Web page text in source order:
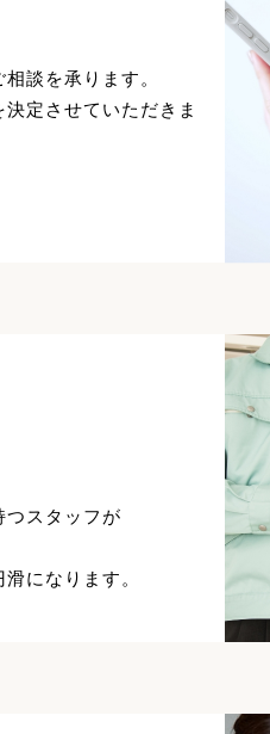
談を承ります。
定させていただきま
つスタッフが
になります。